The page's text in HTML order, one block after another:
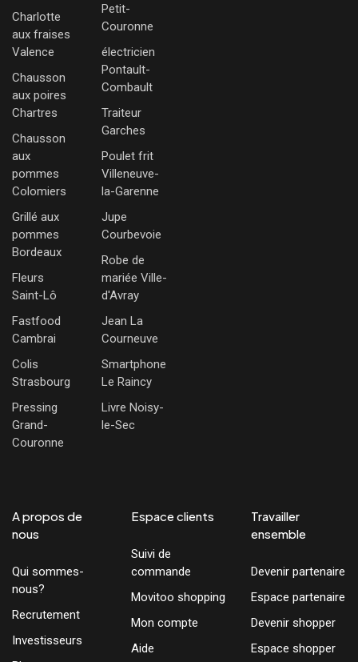
Charlotte
aux fraises
Valence
Chausson
aux poires
Chartres
Chausson
aux
pommes
Colomiers
Grillé aux
pommes
Bordeaux
Fleurs
Saint-Lô
Fastfood
Cambrai
Colis
Strasbourg
Pressing
Grand-
Couronne
Petit-
Couronne
électricien
Pontault-
Combault
Traiteur
Garches
Poulet frit
Villeneuve-
la-Garenne
Jupe
Courbevoie
Robe de
mariée Ville-
d'Avray
Jean La
Courneuve
Smartphone
Le Raincy
Livre Noisy-
le-Sec
A propos de
nous
Qui sommes-
nous?
Recrutement
Investisseurs
Espace clients
Suivi de
commande
Movitoo shopping
Mon compte
Aide
Travailler
ensemble
Devenir partenaire
Espace partenaire
Devenir shopper
Espace shopper